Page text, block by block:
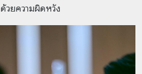
วยความผิดหวัง